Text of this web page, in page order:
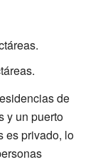
de
y un puerto
es privado, lo